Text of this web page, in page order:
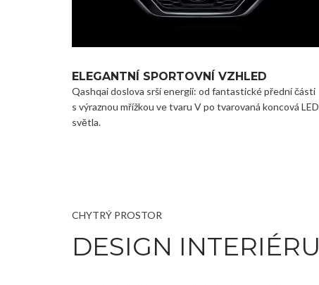
ELEGANTNÍ SPORTOVNÍ VZHLED
Qashqai doslova srší energií: od fantastické přední části
s výraznou mřížkou ve tvaru V po tvarovaná koncová LED
světla.
CHYTRÝ PROSTOR
DESIGN INTERIÉRU